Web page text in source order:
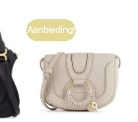
Aanbieding!